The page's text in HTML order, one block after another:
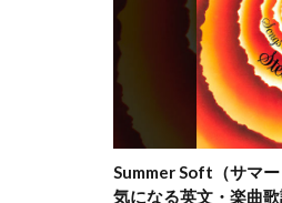
Summer Soft（サマ
気になる英文・楽曲